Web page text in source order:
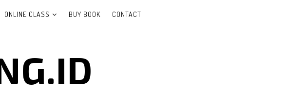
ONLINE CLASS BUY BOOK CONTACT